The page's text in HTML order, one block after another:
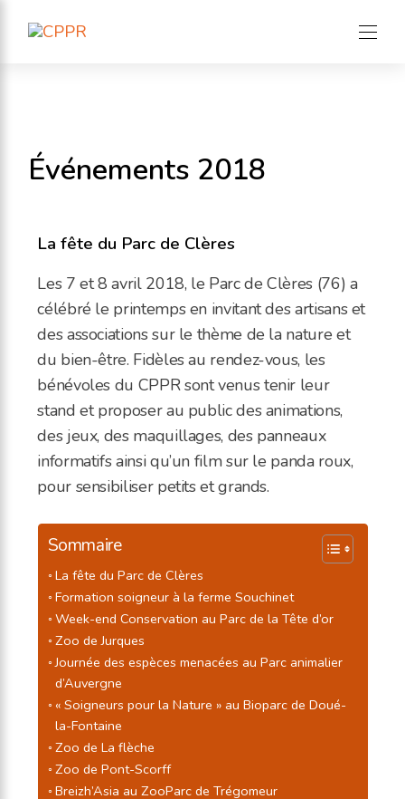
contenu
L’Association
Faire un don
Contact
Événements 2018
La fête du Parc de Clères
Les 7 et 8 avril 2018, le Parc de Clères (76) a
célébré le printemps en invitant des artisans et
des associations sur le thème de la nature et
du bien-être. Fidèles au rendez-vous, les
bénévoles du CPPR sont venus tenir leur
stand et proposer au public des animations,
des jeux, des maquillages, des panneaux
informatifs ainsi qu’un film sur le panda roux,
pour sensibiliser petits et grands.
Sommaire
La fête du Parc de Clères
Formation soigneur à la ferme Souchinet
Week-end Conservation au Parc de la Tête d’or
Zoo de Jurques
Journée des espèces menacées au Parc animalier
d’Auvergne
« Soigneurs pour la Nature » au Bioparc de Doué-
la-Fontaine
Zoo de La flèche
Zoo de Pont-Scorff
Breizh’Asia au ZooParc de Trégomeur